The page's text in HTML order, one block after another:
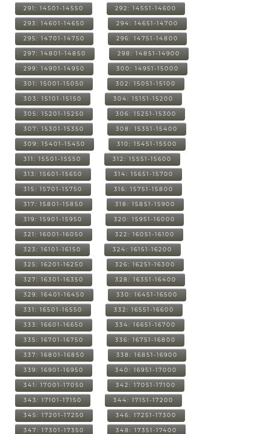
291: 14501-14550 292: 14551-14600
293: 14601-14650 294: 14651-14700
295: 14701-14750 296: 14751-14800
297: 14801-14850 298: 14851-14900
299: 14901-14950 300: 14951-15000
301: 15001-15050 302: 15051-15100
303: 15101-15150 304: 15151-15200
305: 15201-15250 306: 15251-15300
307: 15301-15350 308: 15351-15400
309: 15401-15450 310: 15451-15500
311: 15501-15550 312: 15551-15600
313: 15601-15650 314: 15651-15700
315: 15701-15750 316: 15751-15800
317: 15801-15850 318: 15851-15900
319: 15901-15950 320: 15951-16000
321: 16001-16050 322: 16051-16100
323: 16101-16150 324: 16151-16200
325: 16201-16250 326: 16251-16300
327: 16301-16350 328: 16351-16400
329: 16401-16450 330: 16451-16500
331: 16501-16550 332: 16551-16600
333: 16601-16650 334: 16651-16700
335: 16701-16750 336: 16751-16800
337: 16801-16850 338: 16851-16900
339: 16901-16950 340: 16951-17000
341: 17001-17050 342: 17051-17100
343: 17101-17150 344: 17151-17200
345: 17201-17250 346: 17251-17300
347: 17301-17350 348: 17351-17400